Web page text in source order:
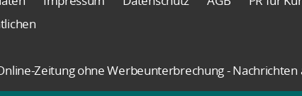
Zeitung ohne Werbeunterbrechung -